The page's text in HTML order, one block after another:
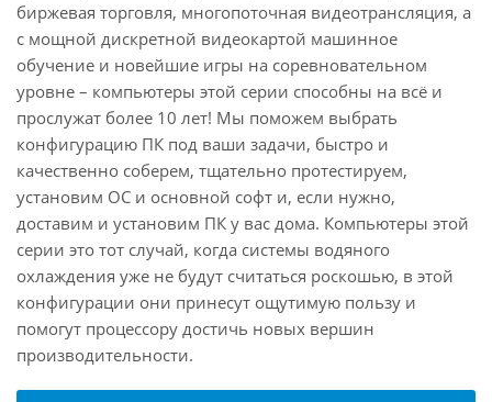
биржевая торговля, многопоточная видеотрансляция, а
с мощной дискретной видеокартой машинное
обучение и новейшие игры на соревновательном
уровне – компьютеры этой серии способны на всё и
прослужат более 10 лет! Мы поможем выбрать
конфигурацию ПК под ваши задачи, быстро и
качественно соберем, тщательно протестируем,
установим ОС и основной софт и, если нужно,
доставим и установим ПК у вас дома. Компьютеры этой
серии это тот случай, когда системы водяного
охлаждения уже не будут считаться роскошью, в этой
конфигурации они принесут ощутимую пользу и
помогут процессору достичь новых вершин
производительности.